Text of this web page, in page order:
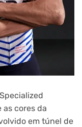
as cores da
em túnel de